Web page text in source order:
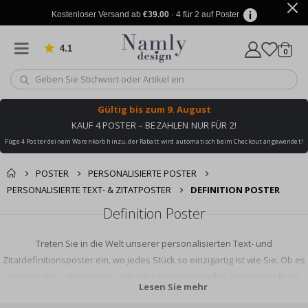
Kostenloser Versand ab €39.00· 4 für 2 auf Poster
4.1 von 1025 Bewertungen
Wagen
0
Gültig bis zum 9. August
KAUF 4 POSTER – BEZAHLEN NUR FÜR 2!
Füge 4 Poster deinem Warenkorb hinzu, der Rabatt wird automatisch beim Checkout angewendet!
POSTER
PERSONALISIERTE POSTER
PERSONALISIERTE TEXT- & ZITATPOSTER
DEFINITION POSTER
Definition Poster
Treten Sie in die Welt unserer personalisierten Text- und
Zitatdefinitionsposter ein, wo jedes Stück so einzigartig ist wie Sie. Ob es
setzen Ihre Ideen in die Tat um. Unsere Definitionsplakate werden mit
Lesen Sie mehr